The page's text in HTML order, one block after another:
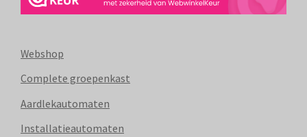
Webshop
Complete groepenkast
Aardlekautomaten
Installatieautomaten